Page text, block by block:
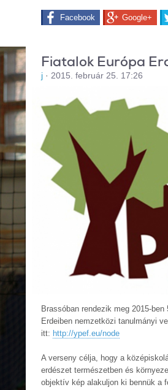
Facebook Google+
Fiatalok Európa
j · 2015. február 25. 17:26
Brassóban rendezik meg 2015-
Erdeiben nemzetközi tanulmányi
itt: http://ypef.eu/node
A verseny célja, hogy a
erdészet természetben és
objektív kép alakuljon ki bennük a